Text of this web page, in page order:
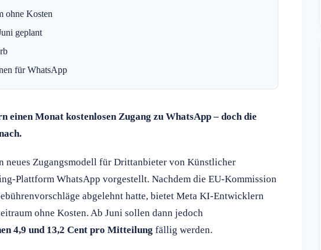
ohne Kosten
geplant
für WhatsApp
Monat kostenlosen Zugang zu WhatsApp – doch die
neues Zugangsmodell für Drittanbieter von Künstlicher
Plattform WhatsApp vorgestellt. Nachdem die EU-Kommission
abgelehnt hatte, bietet Meta KI-Entwicklern
ohne Kosten. Ab Juni sollen dann jedoch
4,9 und 13,2 Cent pro Mitteilung fällig werden.